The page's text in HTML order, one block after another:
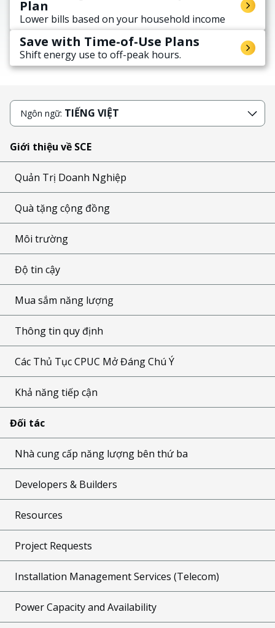
Plan
Lower bills based on your household income
Save with Time-of-Use Plans
Shift energy use to off-peak hours.
Ngôn ngữ: TIẾNG VIỆT
Giới thiệu về SCE
Quản Trị Doanh Nghiệp
Quà tặng cộng đồng
Môi trường
Độ tin cậy
Mua sắm năng lượng
Thông tin quy định
Các Thủ Tục CPUC Mở Đáng Chú Ý
Khả năng tiếp cận
Đối tác
Nhà cung cấp năng lượng bên thứ ba
Developers & Builders
Resources
Project Requests
Installation Management Services (Telecom)
Power Capacity and Availability